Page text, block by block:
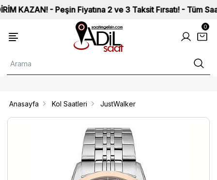
KAZAN! - Peşin Fiyatına 2 ve 3 Taksit Fırsatı! - Tüm
0
Anasayfa Kol Saatleri JustWalker